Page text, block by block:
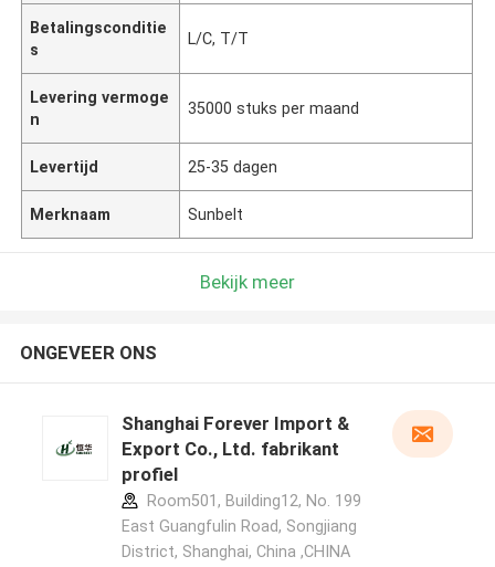
Betalingsconditie
s
L/C, T/T
Levering vermoge
n
35000 stuks per maand
Levertijd 25-35 dagen
Merknaam Sunbelt
Bekijk meer
ONGEVEER ONS
Shanghai Forever Import &
Export Co., Ltd. fabrikant
profiel
Room501, Building12, No. 199
East Guangfulin Road, Songjiang
District, Shanghai, China ,CHINA